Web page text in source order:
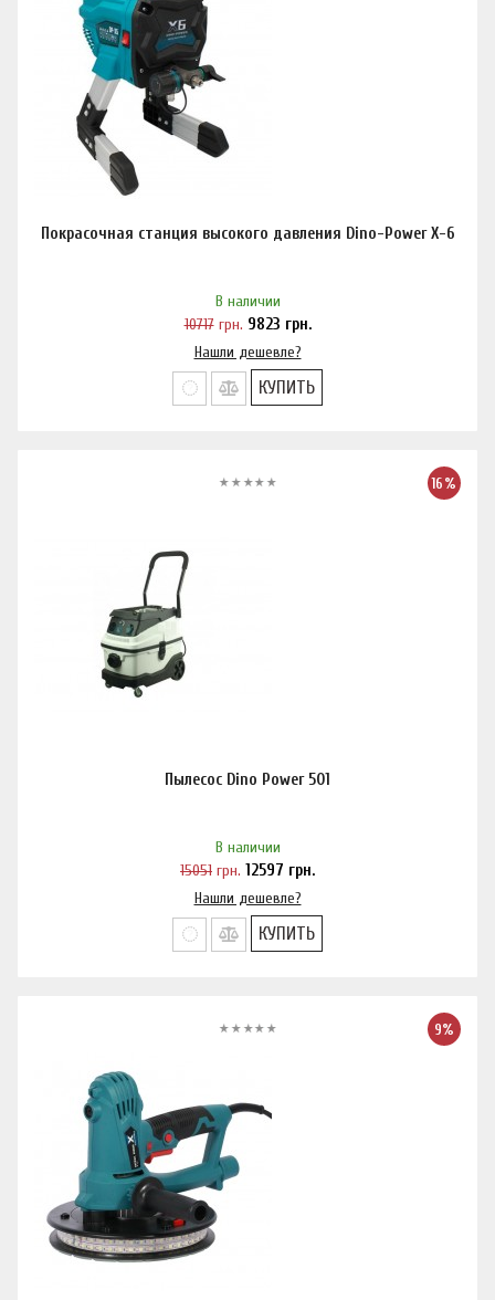
Покрасочная станция высокого давления Dino-Power X-6
В наличии
10717грн. 9823 грн.
Нашли дешевле?
КУПИТЬ
16%
Пылесос Dino Power 501
В наличии
15051 грн. 12597 грн.
Нашли дешевле?
КУПИТЬ
9%